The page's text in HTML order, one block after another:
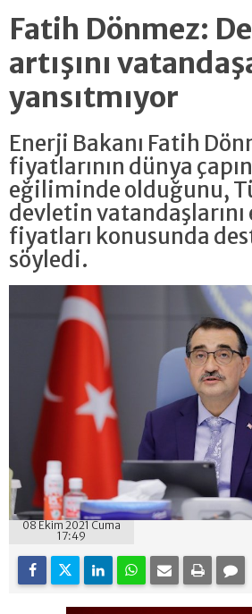
Fatih Dönmez:
artışını
yansıtmıyor
Enerji Bakanı Fatih
fiyatlarının dünya
eğiliminde olduğunu,
devletin vatandaşlarını
fiyatları konusunda
söyledi.
08 Ekim 2021 Cuma
17:49